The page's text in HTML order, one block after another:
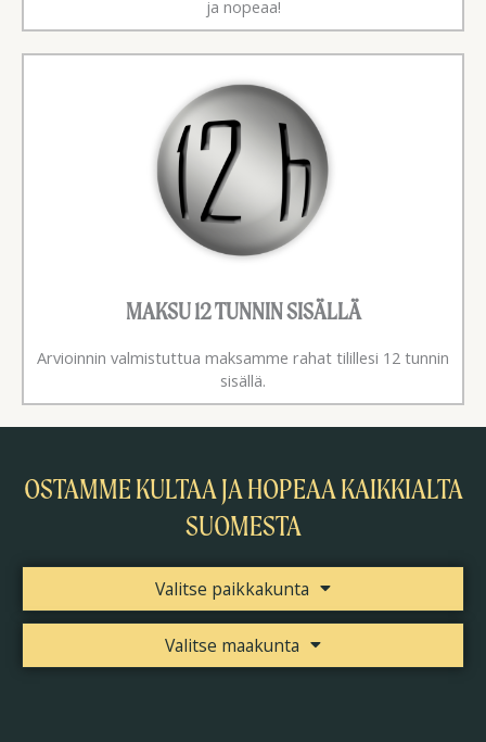
ja nopeaa!
MAKSU 12 TUNNIN SISÄLLÄ
Arvioinnin valmistuttua maksamme rahat tilillesi 12 tunnin
sisällä.
OSTAMME KULTAA JA HOPEAA KAIKKIALTA
SUOMESTA
Valitse paikkakunta
Valitse maakunta